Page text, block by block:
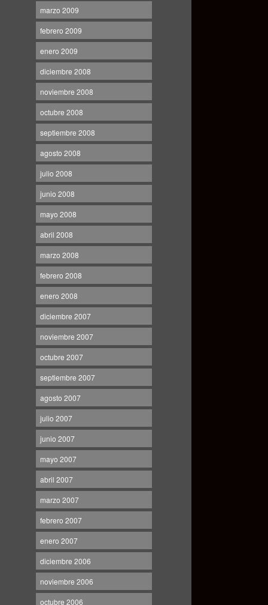
marzo 2009
febrero 2009
enero 2009
diciembre 2008
noviembre 2008
octubre 2008
septiembre 2008
agosto 2008
julio 2008
junio 2008
mayo 2008
abril 2008
marzo 2008
febrero 2008
enero 2008
diciembre 2007
noviembre 2007
octubre 2007
septiembre 2007
agosto 2007
julio 2007
junio 2007
mayo 2007
abril 2007
marzo 2007
febrero 2007
enero 2007
diciembre 2006
noviembre 2006
octubre 2006